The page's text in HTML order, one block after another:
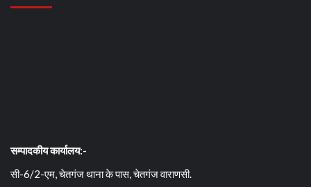
सम्पादकीय कार्यालय:-
सी-6/2-एम, चेतगंज थाना के पास, चेतगंज वाराणसी.